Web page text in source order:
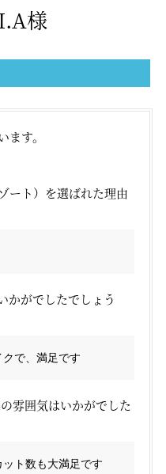
ト オーストラリア
ン
様
す。
ート）を選ばれた理由
かがでしたでしょう
で、満足です
雰囲気はいかがでした
ト数も大満足です